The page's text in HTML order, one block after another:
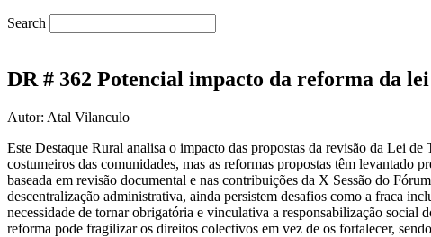
Search
DR # 362 Potencial impacto da reforma da
Autor: Atal Vilanculo
Este Destaque Rural analisa o impacto das propostas da revisão da Lei
costumeiros das comunidades, mas as reformas propostas têm levantado
baseada em revisão documental e nas contribuições da X Sessão do
descentralização administrativa, ainda persistem desafios como a fraca
necessidade de tornar obrigatória e vinculativa a responsabilização social
reforma pode fragilizar os direitos colectivos em vez de os fortalecer,